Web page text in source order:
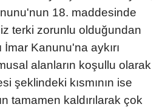
18. maddesinde
terki zorunlu olduğundan
İmar Kanunu'na aykırı
alanların koşullu olarak
şeklindeki kısmının ise
tamamen kaldırılarak çok